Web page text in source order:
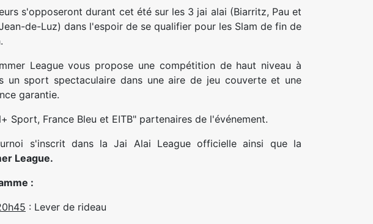
s'opposeront durant cet été sur les 3 jai alai (Biarritz, Pau et
de-Luz) dans l'espoir de se qualifier pour les Slam de fin de
League vous propose une compétition de haut niveau à
un sport spectaculaire dans une aire de jeu couverte et une
garantie.
Sport, France Bleu et EITB" partenaires de l'événement.
s'inscrit dans la Jai Alai League officielle ainsi que la
League.
:
: Lever de rideau